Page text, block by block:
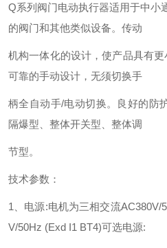
Q系列阀门电动执行器适用于中小
的阀门和其他类似设备。传动
机构一体化的设计，使产品具有
可靠的手动设计，无须切换手
柄全自动手/电动切换。良好的防
隔爆型、整体开关型、整体调
节型。
技术参数：
1 、电源:电机为三相交流AC380V/
V/50Hz (Exd I1 BT4)可选电源: